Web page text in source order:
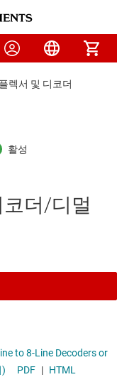
렉서 및 디코더
더/디멀
) PDF | HTML